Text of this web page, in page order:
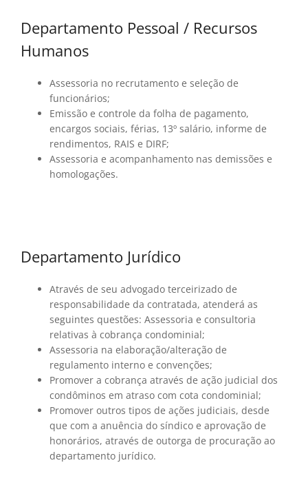
Departamento Pessoal / Recursos
Humanos
Assessoria no recrutamento e seleção de
funcionários;
Emissão e controle da folha de pagamento,
encargos sociais, férias, 13º salário, informe de
rendimentos, RAIS e DIRF;
Assessoria e acompanhamento nas demissões e
homologações.
Departamento Jurídico
Através de seu advogado terceirizado de
responsabilidade da contratada, atenderá as
seguintes questões: Assessoria e consultoria
relativas à cobrança condominial;
Assessoria na elaboração/alteração de
regulamento interno e convenções;
Promover a cobrança através de ação judicial dos
condôminos em atraso com cota condominial;
Promover outros tipos de ações judiciais, desde
que com a anuência do síndico e aprovação de
honorários, através de outorga de procuração ao
departamento jurídico.